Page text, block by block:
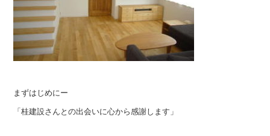
まずはじめにー
「桂建設さんとの出会いに心から感謝します」